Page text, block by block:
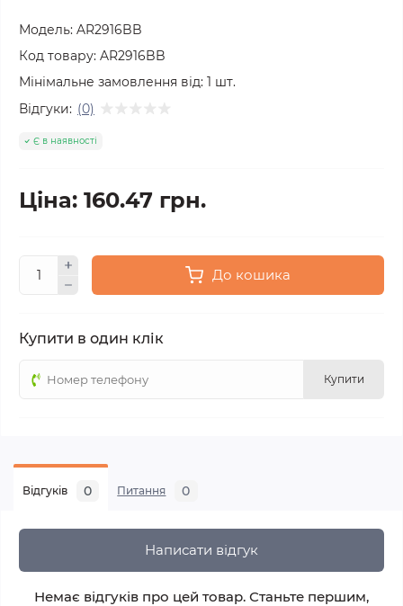
Модель: AR2916BB
Код товару: AR2916BB
Мінімальне замовлення від: 1 шт.
Відгуки: (0)
Є в наявності
Ціна: 160.47 грн.
До кошика
Купити в один клік
Купити
Відгуків 0 Питання 0
Написати відгук
Немає відгуків про цей товар. Станьте першим,